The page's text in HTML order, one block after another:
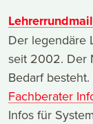
Lehrerrundmail
Der legendäre
seit 2002. Der
Bedarf
Fachberater
Infos für